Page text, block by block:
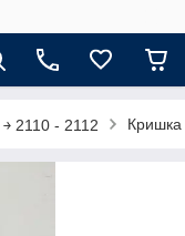
2110 - 2112 Кришка